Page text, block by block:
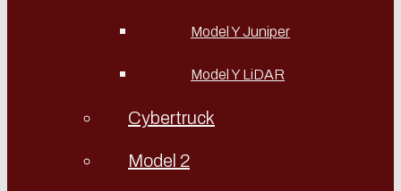
Model Y Juniper
Model Y LiDAR
Cybertruck
Model 2